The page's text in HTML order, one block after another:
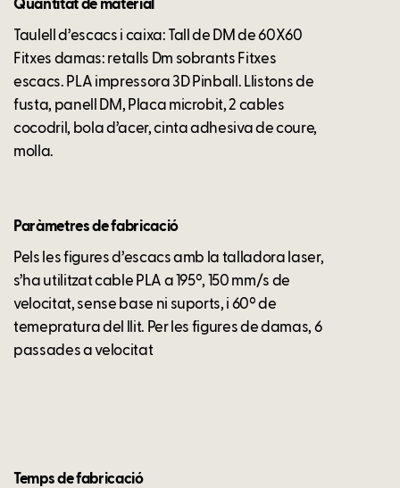
Quantitat de material
Taulell d’escacs i caixa: Tall de DM de 60X60
Fitxes damas: retalls Dm sobrants Fitxes
escacs. PLA impressora 3D Pinball. Llistons de
fusta, panell DM, Placa microbit, 2 cables
cocodril, bola d’acer, cinta adhesiva de coure,
molla.
Paràmetres de fabricació
Pels les figures d’escacs amb la talladora laser,
s’ha utilitzat cable PLA a 195º, 150 mm/s de
velocitat, sense base ni suports, i 60º de
temepratura del llit. Per les figures de damas, 6
passades a velocitat
Temps de fabricació